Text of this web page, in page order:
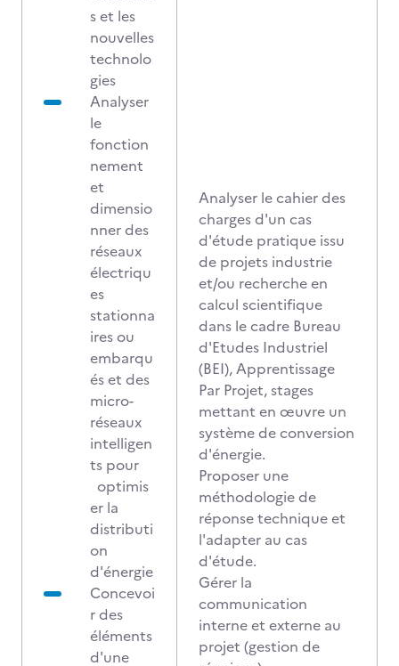
s et les
nouvelles
technolo
gies
Analyser
le
fonction
nement
et
dimensio
nner des
réseaux
électriqu
es
stationna
ires ou
embarqu
és et des
micro-
réseaux
intelligen
ts pour
optimis
er la
distributi
on
d'énergie
Concevoi
r des
éléments
d'une
Analyser le cahier des
charges d'un cas
d'étude pratique issu
de projets industrie
et/ou recherche en
calcul scientifique
dans le cadre Bureau
d'Etudes Industriel
(BEI), Apprentissage
Par Projet, stages
mettant en œuvre un
système de conversion
d'énergie.
Proposer une
méthodologie de
réponse technique et
l'adapter au cas
d'étude.
Gérer la
communication
interne et externe au
projet (gestion de